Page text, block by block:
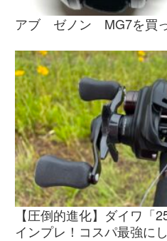
アブ ゼノン MG7を買っ
【圧倒的進化】ダイワ「
インプレ！コスパ最強に